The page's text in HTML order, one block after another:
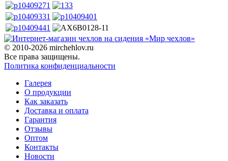
© 2010-2026 mirchehlov.ru
Все права защищены.
Политика конфиденциальности
Галерея
О продукции
Как заказать
Доставка и оплата
Гарантия
Отзывы
Оптом
Контакты
Новости